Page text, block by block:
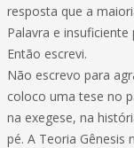
resposta que a
Palavra e insuficiente
Então escrevi.
Não escrevo para
coloco uma tese no
na exegese, na
pé. A Teoria Gênesis